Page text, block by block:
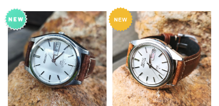
年 9月製造 アンティークウ
ォッチ 中三針 純正ベルト
メンズウォッチ【5ac7019-7
020-1】
バー 機械式 自動巻き腕時
計 精工舎亀戸工場/SS 19
75年 1月製造【ac7019-73
50-4】